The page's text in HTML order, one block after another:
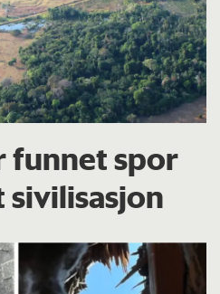
funnet spor